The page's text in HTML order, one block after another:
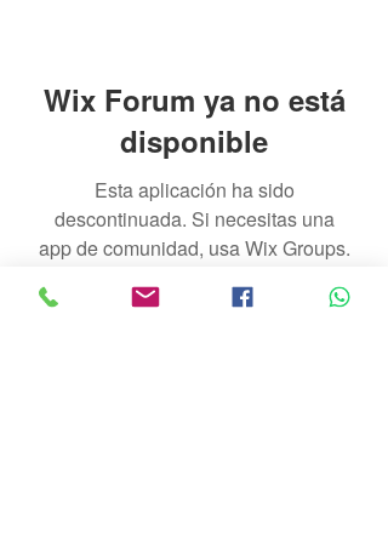
Wix Forum ya no está
disponible
Esta aplicación ha sido
descontinuada. Si necesitas una
app de comunidad, usa Wix Groups.